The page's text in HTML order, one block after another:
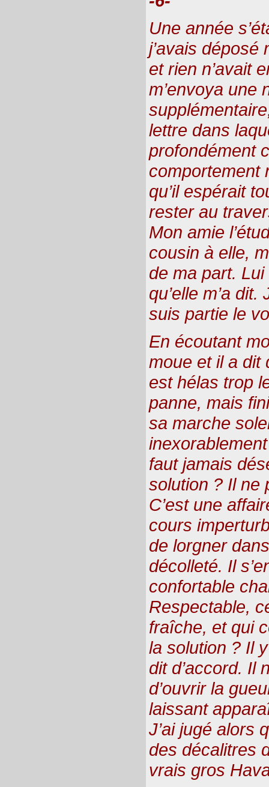
Une année
j’avais déposé
et rien n’avait
m’envoya une
lettre dans
profondément
comportement
qu’il espérait
rester au
Mon amie
cousin à elle,
de ma part.
qu’elle m’a
suis partie le
En écoutant
moue et il a dit
est hélas trop
panne, mais
sa marche
faut jamais
solution ? Il ne
C’est une
cours
de lorgner
décolleté. Il
confortable
Respectable,
fraîche, et qui
la solution ? Il
dit d’accord. Il
d’ouvrir la
laissant
J’ai jugé alors
des décalitres
vrais gros